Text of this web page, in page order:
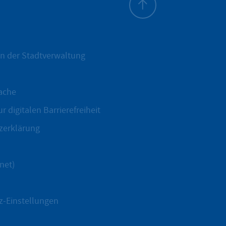
der Stadtverwaltung
digitalen Barrierefreiheit
Einstellungen